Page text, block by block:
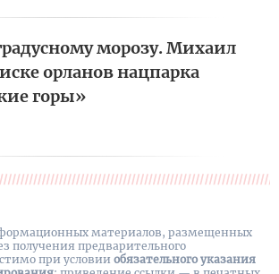
морозу. Михаил
орланов нацпарка
горы»
материалов, размещенных
получения предварительного
при условии обязательного указания